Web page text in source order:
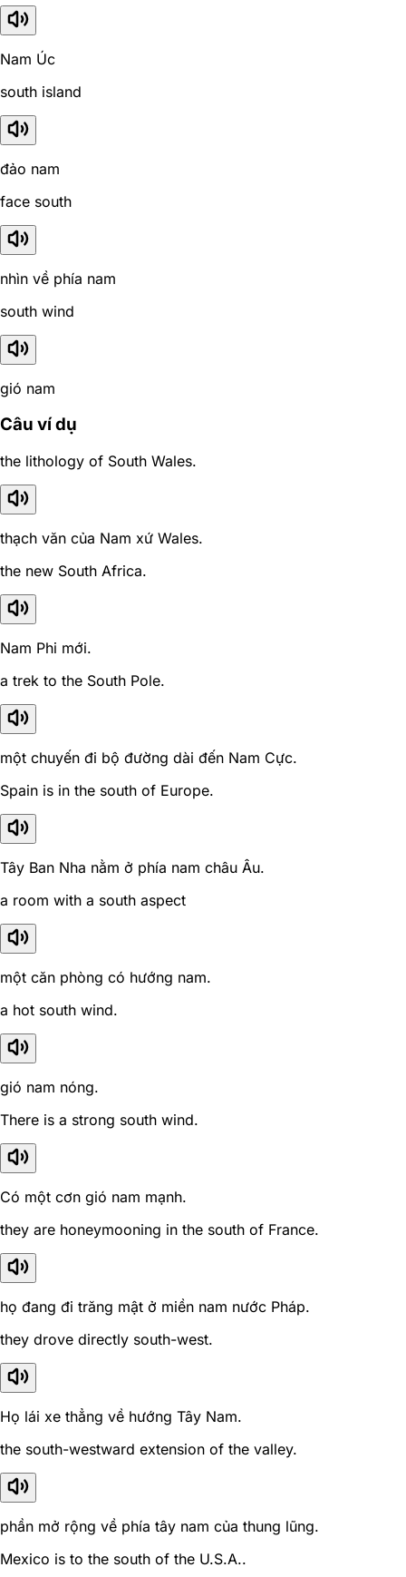
Nam Úc
south island
đảo nam
face south
nhìn về phía nam
south wind
gió nam
Câu ví dụ
the lithology of South Wales.
thạch văn của Nam xứ Wales.
the new South Africa.
Nam Phi mới.
a trek to the South Pole.
một chuyến đi bộ đường dài đến Nam Cực.
Spain is in the south of Europe.
Tây Ban Nha nằm ở phía nam châu Âu.
a room with a south aspect
một căn phòng có hướng nam.
a hot south wind.
gió nam nóng.
There is a strong south wind.
Có một cơn gió nam mạnh.
they are honeymooning in the south of France.
họ đang đi trăng mật ở miền nam nước Pháp.
they drove directly south-west.
Họ lái xe thẳng về hướng Tây Nam.
the south-westward extension of the valley.
phần mở rộng về phía tây nam của thung lũng.
Mexico is to the south of the U.S.A..